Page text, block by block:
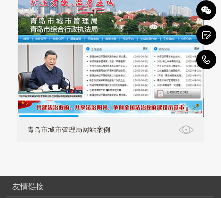
青岛市城市管理局网站案例
友情链接